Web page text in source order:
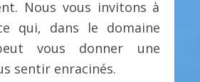
Nous vous invitons à
qui, dans le domaine
vous donner une
sentir enracinés.